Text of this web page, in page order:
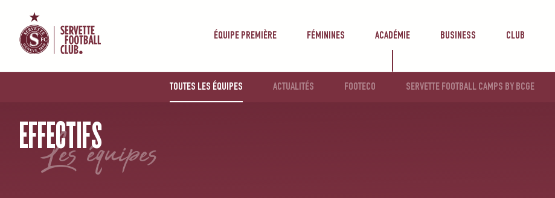
ÉQUIPE PREMIÈRE FÉMININES ACADÉMIE BUSINESS CLUB
TOUTES LES ÉQUIPES ACTUALITÉS FOOTECO SERVETTE FOOTBALL CAMPS BY BCGE
EFFECTIFSles équipes